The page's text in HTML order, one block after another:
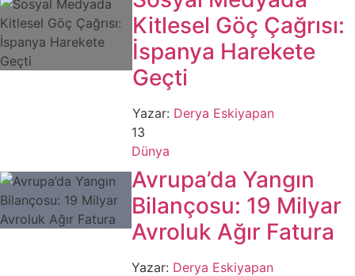
Kitlesel Göç Çağrısı:
İspanya Harekete
Geçti
Yazar: Derya Eskiyapan
13
Dünya
Avrupa’da Yangın
Bilançosu: 19 Milyar
Avroluk Ağır Fatura
Yazar: Derya Eskiyapan